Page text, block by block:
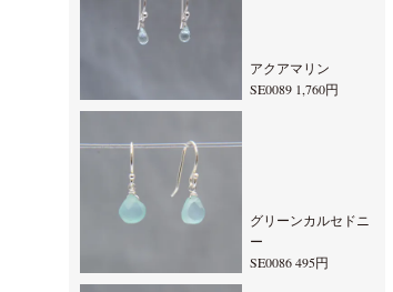
アクアマリン
SE0089 1,760円
グリーンカルセドニ
ー
SE0086 495円